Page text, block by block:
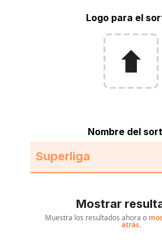
Logo para el
Nombre del
Mostrar
Muestra los resultados ahora o
atrás.